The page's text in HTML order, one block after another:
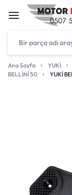
Ana Sayfa YUKİ
BELLİNİ 50
YUKİ